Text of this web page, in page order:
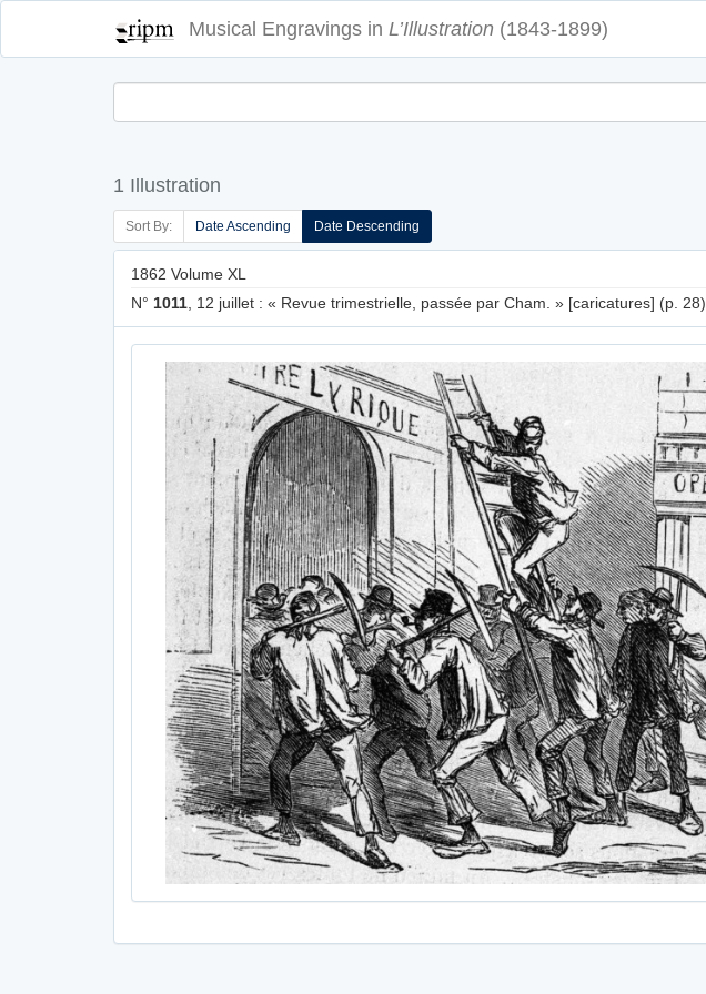
Musical Engravings in L’Illustration (1843-1899)
1 Illustration
Sort By: Date Ascending Date Descending
1862 Volume XL
N° 1011 , 12 juillet : « Revue trimestrielle, passée par Cham. » [caricatures] (p. 28)